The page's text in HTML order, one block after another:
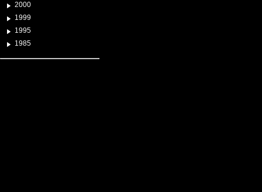
2000
1999
1995
1985